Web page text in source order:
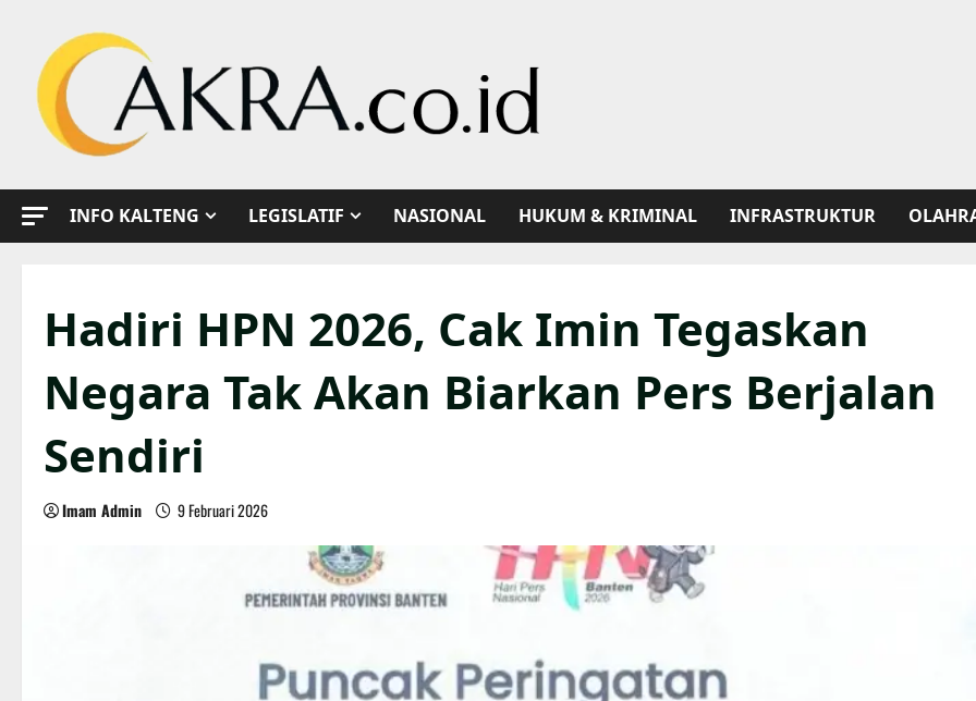
content
INFO KALTENG LEGISLATIF NASIONAL HUKUM & KRIMINAL INFRASTRUKTUR
Hadiri HPN 2026, Cak Imin Tegaskan
Negara Tak Akan Biarkan Pers Berjalan
Sendiri
Imam Admin 9 Februari 2026